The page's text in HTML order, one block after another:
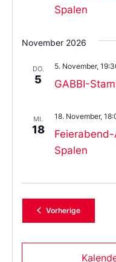
Spalen
November 2026
DO.
5 GABBI-
5. November,
MI.
18
Spalen
18. November,
Vorherige